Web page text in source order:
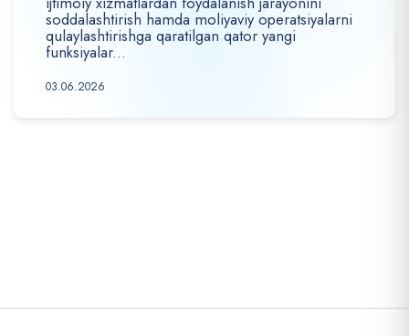
soddalashtirish hamda moliyaviy operatsiyalarni
qulaylashtirishga qaratilgan qator yangi
funksiyalar...
03.06.2026